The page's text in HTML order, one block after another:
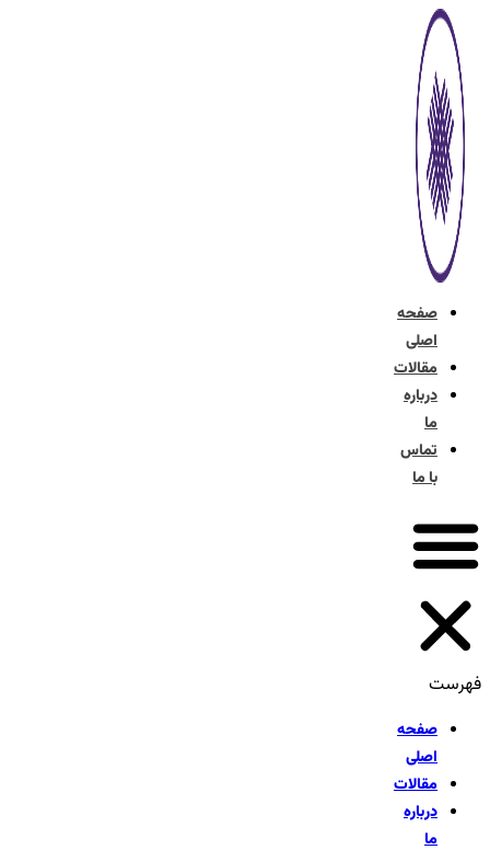
پرش
به
محتوا
صفحه
اصلی
مقالات
درباره
ما
تماس
با ما
فهرست
صفحه
اصلی
مقالات
درباره
ما